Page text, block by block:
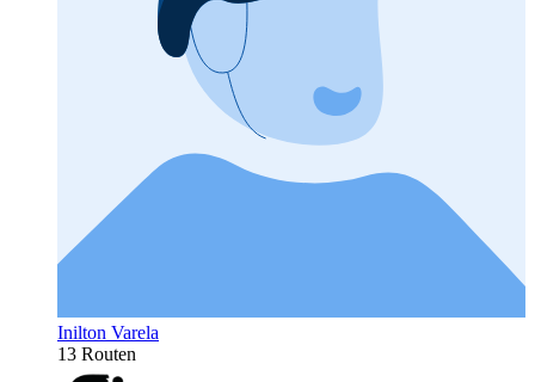
Inilton Varela
13 Routen